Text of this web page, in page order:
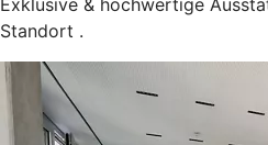
Standort .